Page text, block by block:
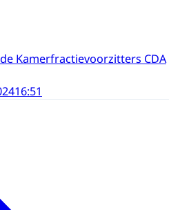
Kamerfractievoorzitters CDA
16:51